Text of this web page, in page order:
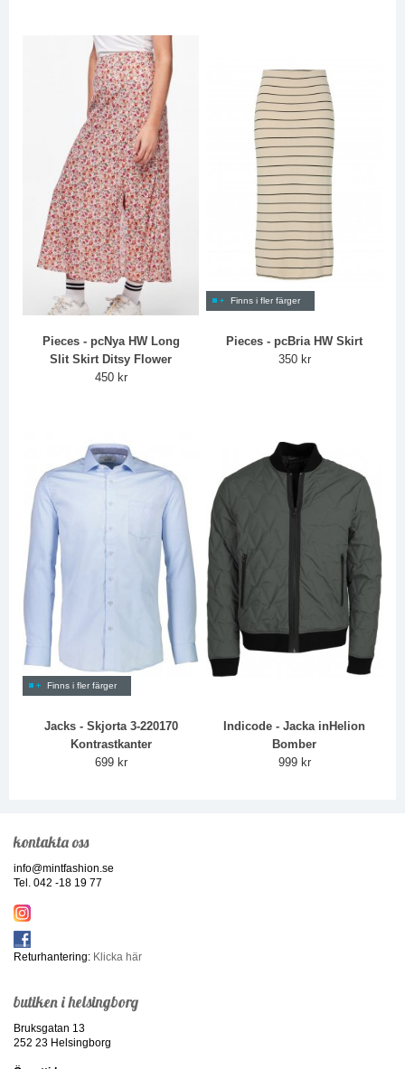
Pieces - pcNya HW Long
Slit Skirt Ditsy Flower
450 kr
Finns i fler färger
Pieces - pcBria HW Skirt
350 kr
Finns i fler färger
Jacks - Skjorta 3-220170
Kontrastkanter
699 kr
Indicode - Jacka inHelion
Bomber
999 kr
kontakta oss
info@mintfashion.se
Tel. 042 -18 19 77
Returhantering: Klicka här
butiken i helsingborg
Bruksgatan 13
252 23 Helsingborg